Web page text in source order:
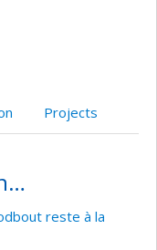
Projects
reste à la